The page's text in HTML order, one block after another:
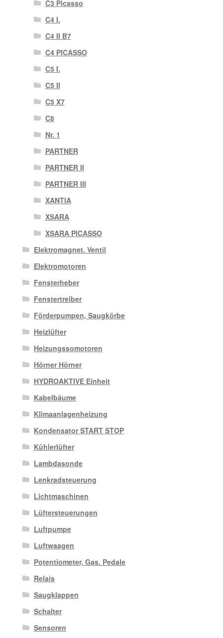
C3 Picasso
C4 I.
C4 II B7
C4 PICASSO
C5 I.
C5 II
C5 X7
C8
Nr. 1
PARTNER
PARTNER II
PARTNER III
XANTIA
XSARA
XSARA PICASSO
Elektromagnet. Ventil
Elektromotoren
Fensterheber
Fenstertreiber
Förderpumpen, Saugkörbe
Heizlüfter
Heizungssomotoren
Hörner Hörner
HYDROAKTIVE Einheit
Kabelbäume
Klimaanlagenheizung
Kondensator START STOP
Kühlerlüfter
Lambdasonde
Lenkradsteuerung
Lichtmaschinen
Lüftersteuerungen
Luftpumpe
Luftwaagen
Potentiometer, Gas. Pedale
Relais
Saugklappen
Schalter
Sensoren